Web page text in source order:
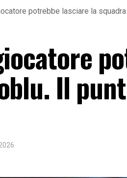
potrebbe lasciare la
Il